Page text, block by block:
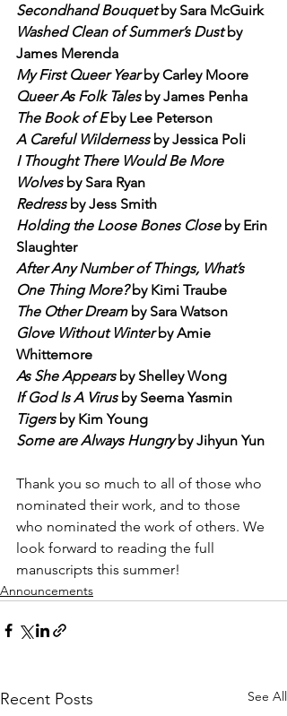
Secondhand Bouquet by Sara McGuirk
Washed Clean of Summer’s Dust by
James Merenda
My First Queer Year by Carley Moore
Queer As Folk Tales by James Penha
The Book of E by Lee Peterson
A Careful Wilderness by Jessica Poli
I Thought There Would Be More
Wolves by Sara Ryan
Redress by Jess Smith
Holding the Loose Bones Close by Erin
Slaughter
After Any Number of Things, What’s
One Thing More? by Kimi Traube
The Other Dream by Sara Watson
Glove Without Winter by Amie
Whittemore
As She Appears by Shelley Wong
If God Is A Virus by Seema Yasmin
Tigers by Kim Young
Some are Always Hungry by Jihyun Yun
Thank you so much to all of those who
nominated their work, and to those
who nominated the work of others. We
look forward to reading the full
manuscripts this summer!
Announcements
Recent Posts See All